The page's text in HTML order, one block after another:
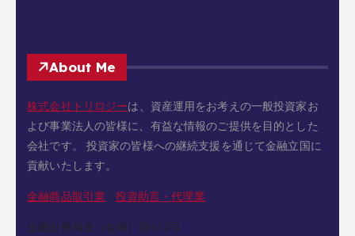
About Me
株式会社トリロジーは、資産運用をお考えの一般投資家お
よび事業法人の皆様に、有益な情報のご提供を目的とした
会社です。 投資家の皆様への継続支援を通じて金融立国に
貢献いたします。
金融商品取引業 | 投資助言・代理業
近畿財務局長（金商）第372号